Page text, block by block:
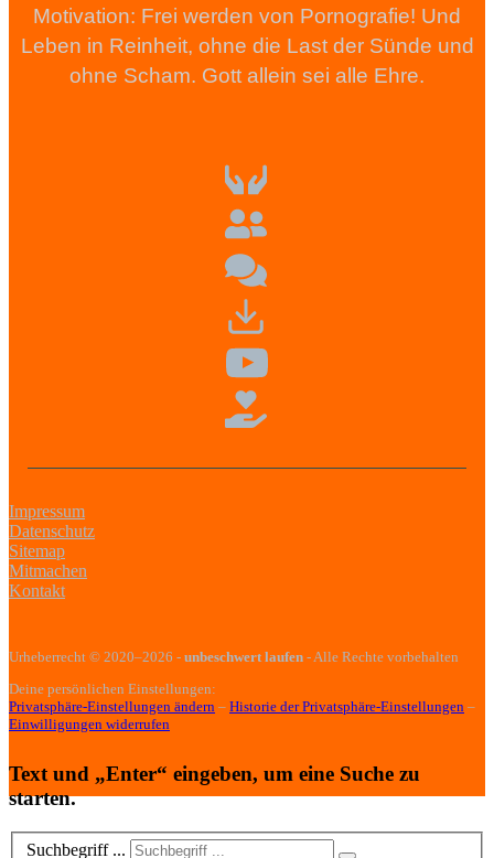
Motivation: Frei werden von Pornografie! Und
Leben in Reinheit, ohne die Last der Sünde und
ohne Scham. Gott allein sei alle Ehre.
Impressum
Datenschutz
Sitemap
Mitmachen
Kontakt
Urheberrecht © 2020–2026 - unbeschwert laufen - Alle Rechte vorbehalten
Deine persönlichen Einstellungen:
Privatsphäre-Einstellungen ändern – Historie der Privatsphäre-Einstellungen –
Einwilligungen widerrufen
Text und „Enter“ eingeben, um eine Suche zu
starten.
Suchbegriff ...